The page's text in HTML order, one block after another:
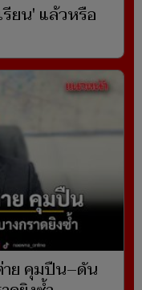
รียน' แล้วหรือ
ย คุมปืน–ดัน